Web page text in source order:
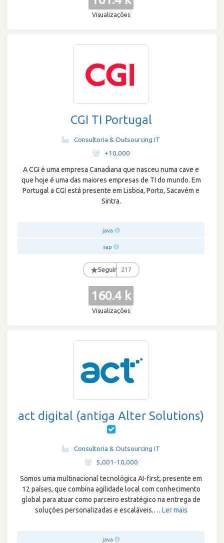
Visualizações
CGI TI Portugal
Consultoria & Outsourcing IT
+10,000
A CGI é uma empresa Canadiana que nasceu numa cave e
que hoje é uma das maiores empresas de TI do mundo. Em
Portugal a CGI está presente em Lisboa, Porto, Sacavém e
Sintra.
java
sap
★Seguir 217
160.4 k
Visualizações
act digital (antiga Alter Solutions)
Consultoria & Outsourcing IT
5,001-10,000
Somos uma multinacional tecnológica AI-first, presente em
12 países, que combina agilidade local com conhecimento
global para atuar como parceiro estratégico na entrega de
soluções personalizadas e escaláveis.… Ler mais
java